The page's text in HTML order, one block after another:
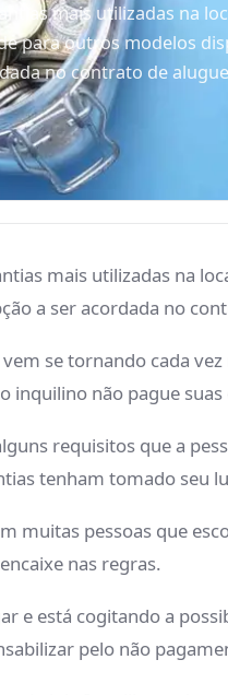
mais utilizadas na
para outros modelos
no contrato de
mais utilizadas na
a ser acordada no
se tornando cada
inquilino não pague suas
requisitos que a
tenham tomado seu
muitas pessoas que
nas regras.
e está cogitando a
pelo não